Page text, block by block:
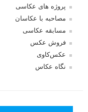
پروژه های عکاسی
مصاحبه با عکاسان
مسابقه عکاسی
فروش عکس
عکس‌کاوی
نگاه عکاس